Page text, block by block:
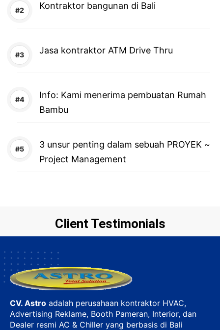
Kontraktor bangunan di Bali
Jasa kontraktor ATM Drive Thru
Info: Kami menerima pembuatan Rumah
Bambu
3 unsur penting dalam sebuah PROYEK ~
Project Management
Client Testimonials
CV. Astro adalah perusahaan kontraktor HVAC,
Advertising Reklame, Booth Pameran, Interior, dan
Dealer resmi AC & Chiller yang berbasis di Bali